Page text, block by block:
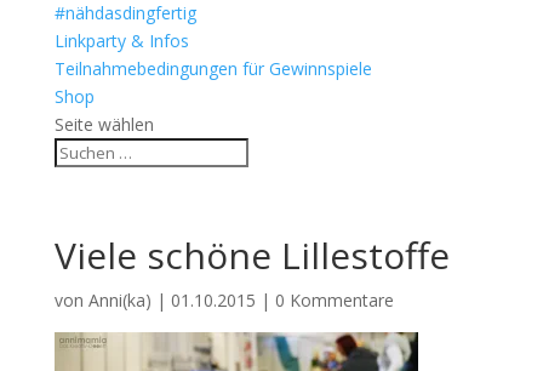
#nähdasdingfertig
Linkparty & Infos
Teilnahmebedingungen für Gewinnspiele
Shop
Seite wählen
Viele schöne Lillestoffe
von Anni(ka) | 01.10.2015 | 0 Kommentare